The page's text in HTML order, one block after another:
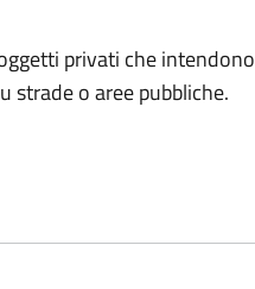
privati che intendono
strade o aree pubbliche.